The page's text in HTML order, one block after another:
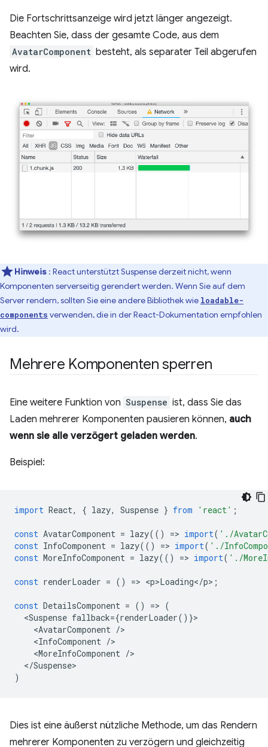
Die Fortschrittsanzeige wird jetzt länger angezeigt.
Beachten Sie, dass der gesamte Code, aus dem
AvatarComponent besteht, als separater Teil abgerufen
wird.
Hinweis : React unterstützt Suspense derzeit nicht, wenn
Komponenten serverseitig gerendert werden. Wenn Sie auf dem
Server rendern, sollten Sie eine andere Bibliothek wie loadable-
components verwenden, die in der React-Dokumentation empfohlen
wird.
Mehrere Komponenten sperren
Eine weitere Funktion von Suspense ist, dass Sie das
Laden mehrerer Komponenten pausieren können, auch
wenn sie alle verzögert geladen werden.
Beispiel:
import React, { lazy, Suspense } from 'react' ;
const AvatarComponent = lazy(() => import( './
const InfoComponent = lazy(() => import( './
const MoreInfoComponent = lazy(() => import( './
const renderLoader = () => <p>Loading</p> ;
const DetailsComponent = () => (
<Suspense fallback={renderLoader()}
<AvatarComponent /
<InfoComponent /
<MoreInfoComponent /
</Suspense
)
Dies ist eine äußerst nützliche Methode, um das Rendern
mehrerer Komponenten zu verzögern und gleichzeitig